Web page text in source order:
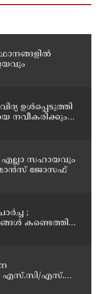
ഉള്‍പ്പെടുത്തി
നവീകരിക്കും:
എല്ലാ സഹായവും
മോൻസ് ജോസഫ്
;
കണ്ടെത്തി
എസ്.ടി,